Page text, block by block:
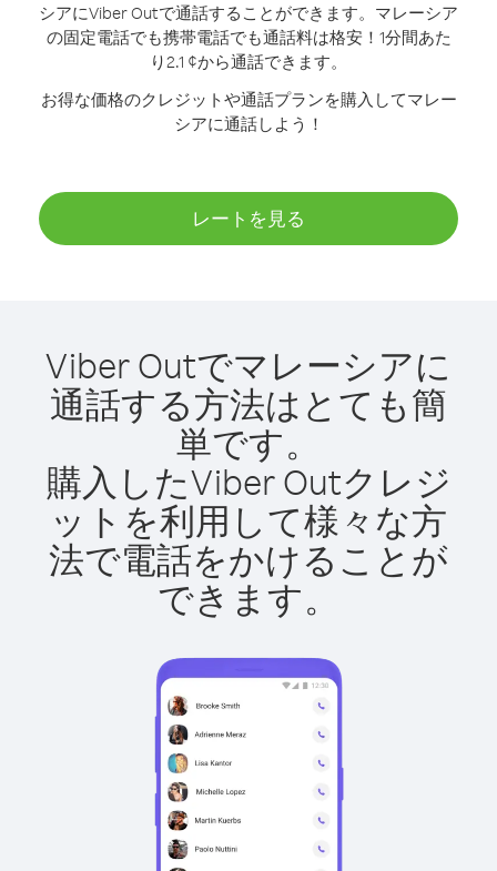
シアにViber Outで通話することができます。 マレーシア
の固定電話でも携帯電話でも通話料は格安！1分間あた
り2.1 ¢から通話できます。
お得な価格のクレジットや通話プランを購入してマレー
シアに通話しよう！
レートを見る
Viber Outでマレーシアに
通話する方法はとても簡
単です。
購入したViber Outクレジ
ットを利用して様々な方
法で電話をかけることが
できます。